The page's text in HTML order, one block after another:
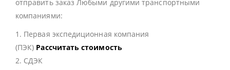
отправить заказ Любыми другими транспортными
компаниями:
1. Первая экспедиционная компания
(ПЭК) Рассчитать стоимость
2. СДЭК